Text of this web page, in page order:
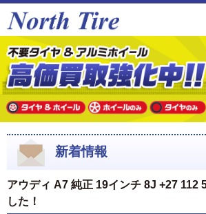
新着情報
アウディ A7 純正 19インチ 8J +27 112
した！